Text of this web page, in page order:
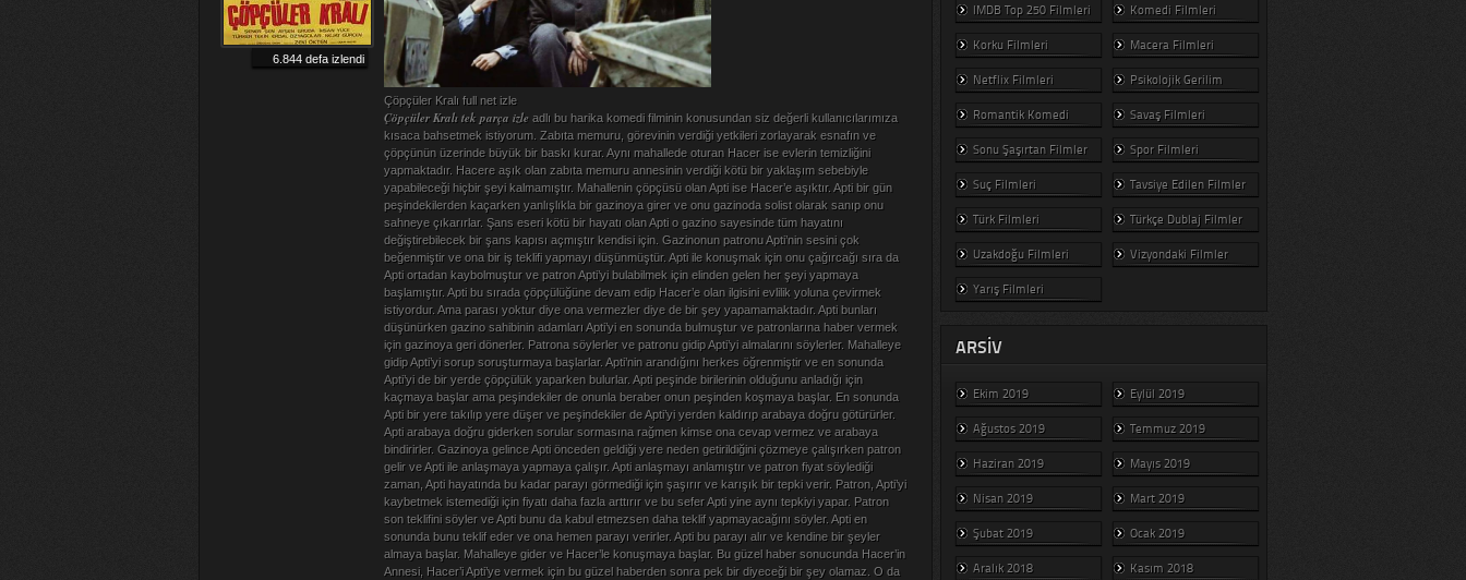
6.844 defa izlendi
Çöpçüler Kralı full net izle
Çöpçüler Kralı tek parça izleadlı bu harika komedi filminin konusundan siz değerli kullanıcılarımıza
kısaca bahsetmek istiyorum. Zabıta memuru, görevinin verdiği yetkileri zorlayarak esnafın ve
çöpçünün üzerinde büyük bir baskı kurar. Aynı mahallede oturan Hacer ise evlerin temizliğini
yapmaktadır. Hacere aşık olan zabıta memuru annesinin verdiği kötü bir yaklaşım sebebiyle
yapabileceği hiçbir şeyi kalmamıştır. Mahallenin çöpçüsü olan Apti ise Hacer’e aşıktır. Apti bir gün
peşindekilerden kaçarken yanlışlıkla bir gazinoya girer ve onu gazinoda solist olarak sanıp onu
sahneye çıkarırlar. Şans eseri kötü bir hayatı olan Apti o gazino sayesinde tüm hayatını
değiştirebilecek bir şans kapısı açmıştır kendisi için. Gazinonun patronu Apti’nin sesini çok
beğenmiştir ve ona bir iş teklifi yapmayı düşünmüştür. Apti ile konuşmak için onu çağırcağı sıra da
Apti ortadan kaybolmuştur ve patron Apti’yi bulabilmek için elinden gelen her şeyi yapmaya
başlamıştır. Apti bu sırada çöpçülüğüne devam edip Hacer’e olan ilgisini evlilik yoluna çevirmek
istiyordur. Ama parası yoktur diye ona vermezler diye de bir şey yapamamaktadır. Apti bunları
düşünürken gazino sahibinin adamları Apti’yi en sonunda bulmuştur ve patronlarına haber vermek
için gazinoya geri dönerler. Patrona söylerler ve patronu gidip Apti’yi almalarını söylerler. Mahalleye
gidip Apti’yi sorup soruşturmaya başlarlar. Apti’nin arandığını herkes öğrenmiştir ve en sonunda
Apti’yi de bir yerde çöpçülük yaparken bulurlar. Apti peşinde birilerinin olduğunu anladığı için
kaçmaya başlar ama peşindekiler de onunla beraber onun peşinden koşmaya başlar. En sonunda
Apti bir yere takılıp yere düşer ve peşindekiler de Apti’yi yerden kaldırıp arabaya doğru götürürler.
Apti arabaya doğru giderken sorular sormasına rağmen kimse ona cevap vermez ve arabaya
bindirirler. Gazinoya gelince Apti önceden geldiği yere neden getirildiğini çözmeye çalışırken patron
gelir ve Apti ile anlaşmaya yapmaya çalışır. Apti anlaşmayı anlamıştır ve patron fiyat söylediği
zaman, Apti hayatında bu kadar parayı görmediği için şaşırır ve karışık bir tepki verir. Patron, Apti’yi
kaybetmek istemediği için fiyatı daha fazla arttırır ve bu sefer Apti yine aynı tepkiyi yapar. Patron
son teklifini söyler ve Apti bunu da kabul etmezsen daha teklif yapmayacağını söyler. Apti en
sonunda bunu teklif eder ve ona hemen parayı verirler. Apti bu parayı alır ve kendine bir şeyler
almaya başlar. Mahalleye gider ve Hacer’le konuşmaya başlar. Bu güzel haber sonucunda Hacer’in
Annesi, Hacer’i Apti’ye vermek için bu güzel haberden sonra pek bir diyeceği bir şey olamaz. O da
IMDB Top 250 Filmleri Komedi Filmleri
Korku Filmleri Macera Filmleri
Netflix Filmleri Psikolojik Gerilim
Romantik Komedi Savaş Filmleri
Sonu Şaşırtan Filmler Spor Filmleri
Suç Filmleri Tavsiye Edilen Filmler
Türk Filmleri Türkçe Dublaj Filmler
Uzakdoğu Filmleri Vizyondaki Filmler
Yarış Filmleri
ARSIV
Ekim 2019 Eylül 2019
Ağustos 2019 Temmuz 2019
Haziran 2019 Mayıs 2019
Nisan 2019 Mart 2019
Şubat 2019 Ocak 2019
Aralık 2018 Kasım 2018